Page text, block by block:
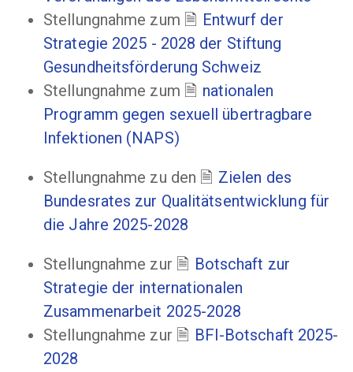
Stellungnahme zum
Entwurf der
Strategie 2025 - 2028 der Stiftung
Gesundheitsförderung Schweiz
Stellungnahme zum
nationalen
Programm gegen sexuell übertragbare
Infektionen (NAPS)
Stellungnahme zu den
Zielen des
Bundesrates zur Qualitätsentwicklung für
die Jahre 2025-2028
Stellungnahme zur
Botschaft zur
Strategie der internationalen
Zusammenarbeit 2025-2028
Stellungnahme zur
BFI-Botschaft 2025-
2028